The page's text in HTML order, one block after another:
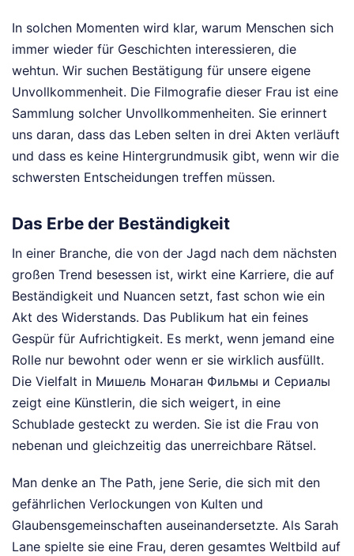
In solchen Momenten wird klar, warum Menschen sich
immer wieder für Geschichten interessieren, die
wehtun. Wir suchen Bestätigung für unsere eigene
Unvollkommenheit. Die Filmografie dieser Frau ist eine
Sammlung solcher Unvollkommenheiten. Sie erinnert
uns daran, dass das Leben selten in drei Akten verläuft
und dass es keine Hintergrundmusik gibt, wenn wir die
schwersten Entscheidungen treffen müssen.
Das Erbe der Beständigkeit
In einer Branche, die von der Jagd nach dem nächsten
großen Trend besessen ist, wirkt eine Karriere, die auf
Beständigkeit und Nuancen setzt, fast schon wie ein
Akt des Widerstands. Das Publikum hat ein feines
Gespür für Aufrichtigkeit. Es merkt, wenn jemand eine
Rolle nur bewohnt oder wenn er sie wirklich ausfüllt.
Die Vielfalt in Мишель Монаган Фильмы и Сериалы
zeigt eine Künstlerin, die sich weigert, in eine
Schublade gesteckt zu werden. Sie ist die Frau von
nebenan und gleichzeitig das unerreichbare Rätsel.
Man denke an The Path, jene Serie, die sich mit den
gefährlichen Verlockungen von Kulten und
Glaubensgemeinschaften auseinandersetzte. Als Sarah
Lane spielte sie eine Frau, deren gesamtes Weltbild auf